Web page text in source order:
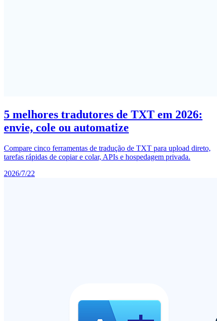
5 melhores tradutores de TXT em 2026:
envie, cole ou automatize
Compare cinco ferramentas de tradução de TXT para upload direto,
tarefas rápidas de copiar e colar, APIs e hospedagem privada.
2026/7/22